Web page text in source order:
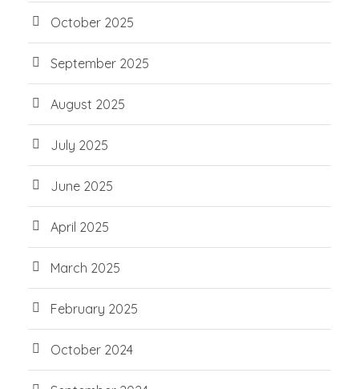
October 2025
September 2025
August 2025
July 2025
June 2025
April 2025
March 2025
February 2025
October 2024